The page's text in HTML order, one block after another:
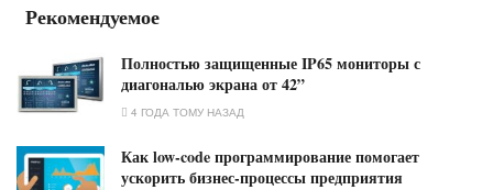
Рекомендуемое
Полностью защищенные IP65 мониторы с
диагональю экрана от 42”
4 ГОДА ТОМУ НАЗАД
Как low-code программирование помогает
ускорить бизнес-процессы предприятия